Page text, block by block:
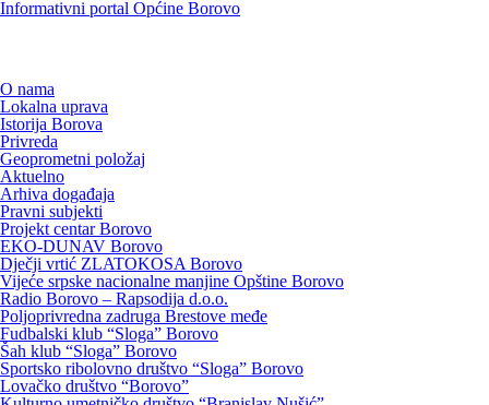
Informativni portal Općine Borovo
O nama
Lokalna uprava
Istorija Borova
Privreda
Geoprometni položaj
Aktuelno
Arhiva događaja
Pravni subjekti
Projekt centar Borovo
EKO-DUNAV Borovo
Dječji vrtić ZLATOKOSA Borovo
Vijeće srpske nacionalne manjine Opštine Borovo
Radio Borovo – Rapsodija d.o.o.
Poljoprivredna zadruga Brestove međe
Fudbalski klub “Sloga” Borovo
Šah klub “Sloga” Borovo
Sportsko ribolovno društvo “Sloga” Borovo
Lovačko društvo “Borovo”